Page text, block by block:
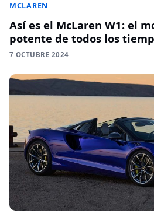
MCLAREN
Así es el McLaren W1: el
potente de todos los
7 OCTUBRE 2024